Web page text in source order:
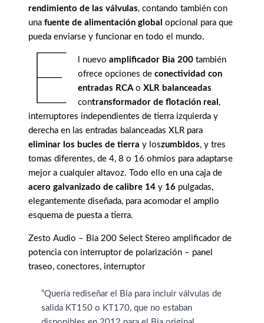
rendimiento de las válvulas, contando también con
una fuente de alimentación global opcional para que
pueda enviarse y funcionar en todo el mundo.
E l nuevoamplificador Bia 200 también
ofrece opciones deconectividad con
entradas RCAoXLR balanceadas
contransformador de flotación real ,
interruptores independientes de tierra izquierda y
derecha en las entradas balanceadas XLR para
eliminar los bucles de tierra y loszumbidos, y tres
tomas diferentes, de 4, 8 o 16 ohmios para adaptarse
mejor a cualquier altavoz. Todo ello en una caja de
acero galvanizado de calibre 14 y 16 pulgadas,
elegantemente diseñada, para acomodar el amplio
esquema de puesta a tierra.
Zesto Audio – Bia 200 Select Stereo amplificador de
potencia con interruptor de polarización – panel
traseo, conectores, interruptor
“Quería rediseñar el Bia para incluir válvulas de
salida KT150 o KT170, que no estaban